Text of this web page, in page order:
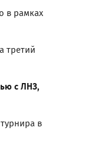
в рамках
третий
с ЛНЗ,
в